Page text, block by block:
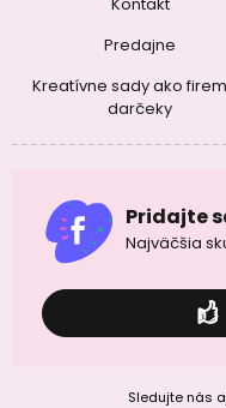
Predajne
Kreatívne sady ako
darčeky
Pridajte
Najväčšia
Sledujte nás